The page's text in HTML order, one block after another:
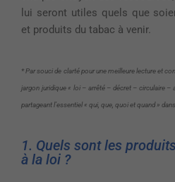
lui seront utiles quels que
et produits du tabac à venir.
* Par souci de clarté pour une meilleure lecture et
jargon juridique « loi – arrêté – décret – circulaire
partageant l’essentiel « qui, que, quoi et quand »
1. Quels sont les
à la loi ?